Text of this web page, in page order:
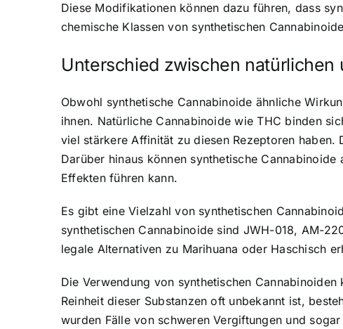
Diese Modifikationen können dazu führen, dass
chemische Klassen von synthetischen
Unterschied zwischen
Obwohl synthetische Cannabinoide ähnliche
ihnen. Natürliche Cannabinoide wie THC binden
viel stärkere Affinität zu diesen Rezeptoren
Darüber hinaus können synthetische
Effekten führen kann.
Es gibt eine Vielzahl von synthetischen
synthetischen Cannabinoide sind JWH-018, AM-
legale Alternativen zu Marihuana oder Haschisch
Die Verwendung von synthetischen
Reinheit dieser Substanzen oft unbekannt ist,
wurden Fälle von schweren Vergiftungen und